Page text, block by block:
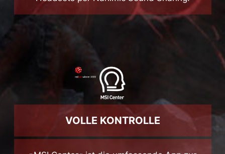
gleichzeitigen Nutzung zweier Bluetooth-
Headsets per Nahimic Sound Sharing.
VOLLE KONTROLLE